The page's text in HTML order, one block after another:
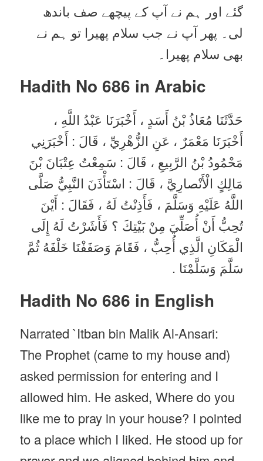
گئے اور ہم نے آپ کے پیچھے صف باندھ
لی۔ پھر آپ نے جب سلام پھیرا تو ہم نے
بھی سلام پھیرا۔
Hadith No 686 in Arabic
حَدَّثَنَا مُعَاذُ بْنُ أَسَدٍ ، أَخْبَرَنَا عَبْدُ اللَّهِ ،
أَخْبَرَنَا مَعْمَرٌ ، عَنِ الزُّهْرِيِّ ، قَالَ : أَخْبَرَنِي
مَحْمُودُ بْنُ الرَّبِيعِ ، قَالَ : سَمِعْتُ عِتْبَانَ بْنَ
مَالِكٍ الْأَنْصارِيَّ ، قَالَ : اسْتَأْذَنَ النَّبِيُّ صَلَّى
اللَّهُ عَلَيْهِ وَسَلَّمَ ، فَأَذِنْتُ لَهُ ، فَقَالَ : أَيْنَ
تُحِبُّ أَنْ أُصَلِّيَ مِنْ بَيْتِكَ ؟ فَأَشَرْتُ لَهُ إِلَى
الْمَكَانِ الَّذِي أُحِبُّ ، فَقَامَ وَصَفَفْنَا خَلْفَهُ ثُمَّ
سَلَّمَ وَسَلَّمْنَا .
Hadith No 686 in English
Narrated `Itban bin Malik Al-Ansari:
The Prophet (came to my house and)
asked permission for entering and I
allowed him. He asked, Where do you
like me to pray in your house? I pointed
to a place which I liked. He stood up for